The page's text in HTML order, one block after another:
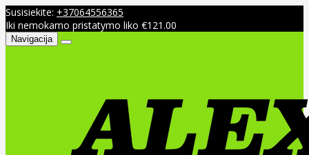
Susisiekite: +37064556365
Iki nemokamo pristatymo liko €121.00
Navigacija